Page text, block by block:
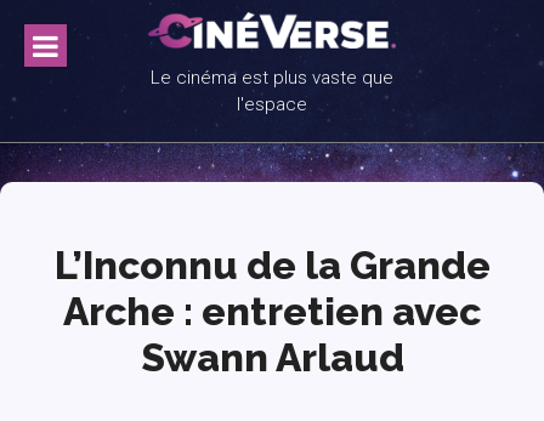
content
Le cinéma est plus vaste que
l'espace
L’Inconnu de la Grande
Arche : entretien avec
Swann Arlaud